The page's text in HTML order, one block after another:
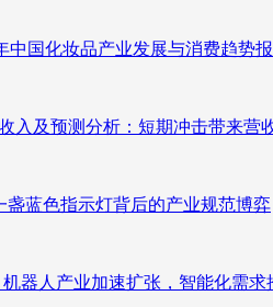
中国化妆品产业发展与消费趋势
入及预测分析：短期冲击带来
盏蓝色指示灯背后的产业规范博弈
器人产业加速扩张，智能化需求